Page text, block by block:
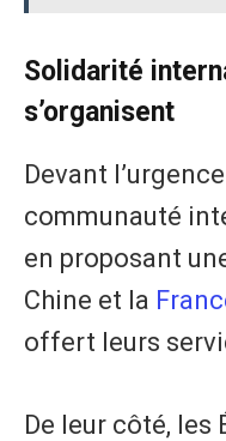
​Solidarité
s’organisent
​Devant
communauté
en proposant
Chine et la
offert leurs
​De leur côté, les